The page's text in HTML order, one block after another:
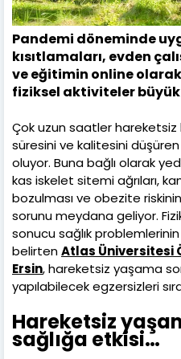
Pandemi döneminde
kısıtlamaları, evden
ve eğitimin online
fiziksel aktiviteler
Çok uzun saatler
süresini ve kalitesini
oluyor. Buna bağlı olarak
kas iskelet sitemi ağrıları,
bozulması ve obezite
sorunu meydana geliyor.
sonucu sağlık
belirtenAtlas Üniversitesi
Ersin, hareketsiz yaşama
yapılabilecek egzersizleri
Hareketsiz
sağlığa etkisi…